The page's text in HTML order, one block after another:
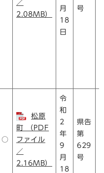
／
2.08MB）
月
18
日
号
○
松原
町 （PDF
ファイル
／
2.16MB）
令
和
2
年
9
月
18
県告
第
629
号